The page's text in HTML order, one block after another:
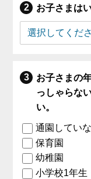
お子さまは
お子さまの
っしゃらな
い。
通園してい
保育園
幼稚園
小学校1年生